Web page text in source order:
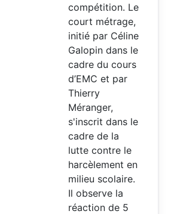
compétition. Le
court métrage,
initié par Céline
Galopin dans le
cadre du cours
d’EMC et par
Thierry
Méranger,
s'inscrit dans le
cadre de la
lutte contre le
harcèlement en
milieu scolaire.
Il observe la
réaction de 5